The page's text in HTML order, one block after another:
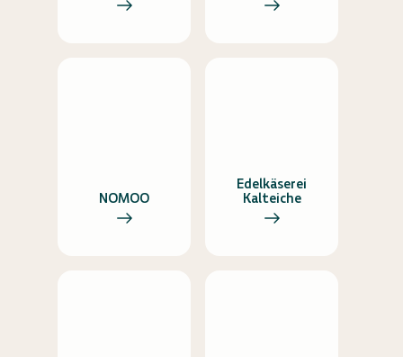
NOMOO
Edelkäserei
Kalteiche